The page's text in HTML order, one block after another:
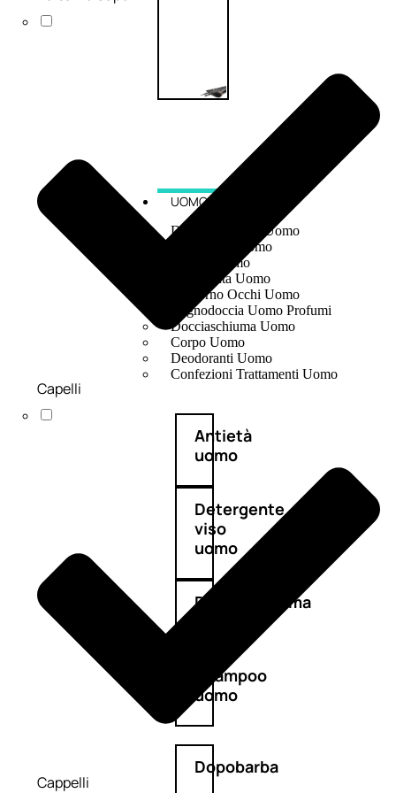
UOMO
Detergente Viso Uomo
Dopobarba Uomo
Antieta Uomo
Anticaduta Uomo
Contorno Occhi Uomo
Bagnodoccia Uomo Profumi
Docciaschiuma Uomo
Corpo Uomo
Deodoranti Uomo
Confezioni Trattamenti Uomo
Antietà
uomo
Detergente
viso
uomo
Docciaschiuma
Shampoo
uomo
Dopobarba
Capelli
Cappelli